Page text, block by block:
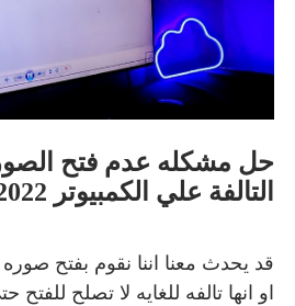
حل مشكله عدم فتح
التالفة علي الكمبيوتر 2022
قد يحدث معنا اننا نقوم بفتح
او انها تالفه للغايه لا تصلح للفتح